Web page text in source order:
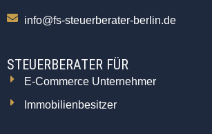
info@fs-steuerberater-berlin.de
STEUERBERATER FÜR
E-Commerce Unternehmer
Immobilienbesitzer